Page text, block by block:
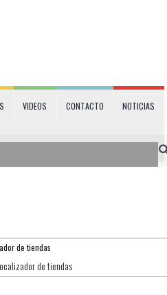
VIDEOS CONTACTO NOTICIAS
de tiendas
de tiendas